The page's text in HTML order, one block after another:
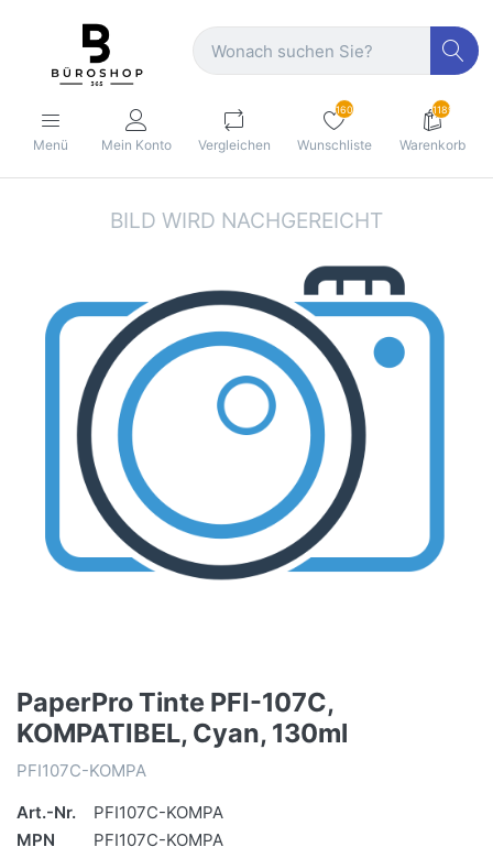
Menü Mein Konto Vergleichen
160
Wunschliste
1189
Warenkorb
PaperPro Tinte PFI-107C,
KOMPATIBEL, Cyan, 130ml
PFI107C-KOMPA
Art.-Nr.
PFI107C-KOMPA
MPN
PFI107C-KOMPA